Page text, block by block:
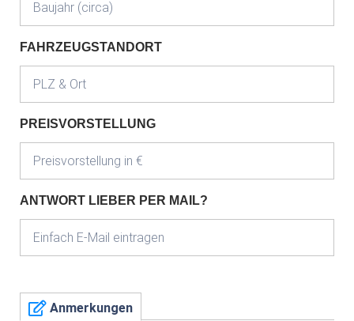
FAHRZEUGSTANDORT
PREISVORSTELLUNG
ANTWORT LIEBER PER MAIL?
Anmerkungen